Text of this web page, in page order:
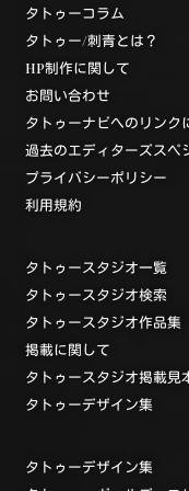
タトゥーコラム
タトゥー/刺青とは？
HP制作に関して
お問い合わせ
タトゥーナビへのリンク
過去のエディターズスペ
プライバシーポリシー
利用規約
タトゥースタジオ一覧
タトゥースタジオ検索
タトゥースタジオ作品集
掲載に関して
タトゥースタジオ掲載見
タトゥーデザイン集
タトゥーデザイン集